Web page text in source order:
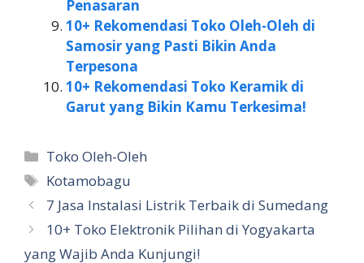
Penasaran
10+ Rekomendasi Toko Oleh-Oleh di
Samosir yang Pasti Bikin Anda
Terpesona
10+ Rekomendasi Toko Keramik di
Garut yang Bikin Kamu Terkesima!
Kategori
Toko Oleh-Oleh
Tag
Kotamobagu
7 Jasa Instalasi Listrik Terbaik di Sumedang
10+ Toko Elektronik Pilihan di Yogyakarta
yang Wajib Anda Kunjungi!